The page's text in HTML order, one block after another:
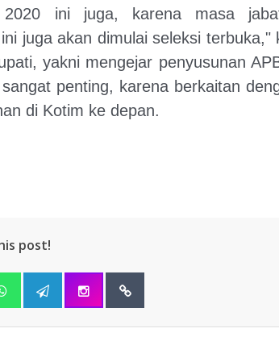
2020 ini juga, karena masa
juga akan dimulai seleksi terbuka,"
yakni mengejar penyusunan
penting, karena berkaitan
di Kotim ke depan.
post!